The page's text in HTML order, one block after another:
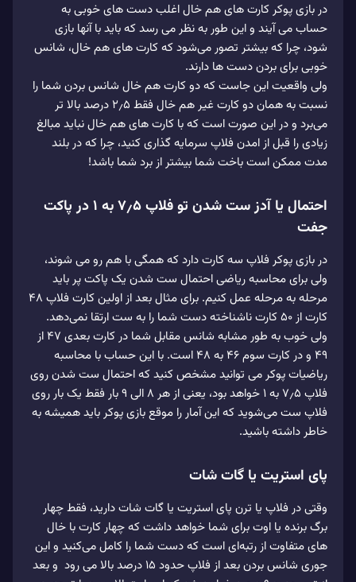
در بازی پوکر کارت های هم خال اغلب دست های خوبی به
حساب می آیند و این طور به نظر می رسد که باید با آنها بازی
شود، چرا که بیشتر تصور می‌شود که کارت های هم خال، شانس
خوبی برای بردن دست ها دارند.
ولی واقعیت این جاست که دو کارت هم خال شانس بردن شما را
نسبت به همان دو کارت غیر هم خال فقط ۲٫۵ درصد بالا تر
می‌برد و در این صورت است که با کارت های هم خال نباید مبالغ
زیادی را قبل از امدن فلاپ سرمایه گذاری کنید، چرا که در بلند
مدت ممکن است باخت شما بیشتر از برد شما باشد!
احتمال یا آدز ست شدن تو فلاپ ۷٫۵ به 1 در پاکت
جفت
در بازی پوکر فلاپ سه کارت دارد که همگی با هم رو می شوند،
ولی برای محاسبه ریاضی احتمال ست شدن یک پاکت پر باید
مرحله به مرحله عمل کنیم. برای مثال بعد از اولین کارت فلاپ ۴۸
کارت از ۵۰ کارت ناشناخته دست شما را به ست ارتقا نمی‌دهد.
ولی خوب به طور مشابه شانس مقابل شما در کارت بعدی ۴۷ از
۴۹ و در کارت سوم ۴۶ به ۴۸ است. با این حساب با محاسبه
ریاضیات پوکر می توانید مشخص کنید که احتمال ست شدن روی
فلاپ ۷٫۵ به ۱ خواهد بود، یعنی از هر ۸ الی ۹ بار فقط یک بار روی
فلاپ ست می‌شوید که این آمار را موقع بازی پوکر باید همیشه به
خاطر داشته باشید.
پای استریت یا گات شات
وقتی در فلاپ یا ترن پای استریت یا گات شات دارید، فقط چهار
برگ برنده یا اوت برای شما خواهد داشت که چهار کارت با خال
های متفاوت از رتبه‌ای است که دست شما را کامل می‌کنید و این
جوری شانس بردن بعد از فلاپ حدود ۱۵ درصد بالا می رود و بعد